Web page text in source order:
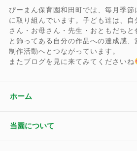
ぴーまん保育園和田町では、毎月季
に取り組んでいます。子ども達は、
さん・お母さん・先生・おともだちと
と飾ってある自分の作品への達成感
制作活動へとつながっています。
またブログを見に来てみてくださいね
ホーム
当園について